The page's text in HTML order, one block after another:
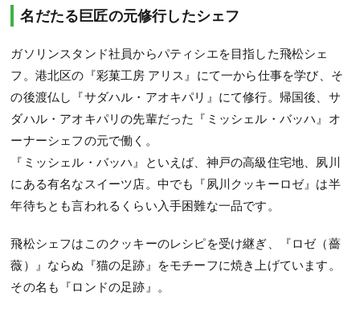
名だたる巨匠の元修行したシェフ
ガソリンスタンド社員からパティシエを目指した飛松シェ
フ。港北区の『彩菓工房 アリス』にて一から仕事を学び、そ
の後渡仏し『サダハル・アオキパリ』にて修行。帰国後、サ
ダハル・アオキパリの先輩だった『ミッシェル・バッハ』オ
ーナーシェフの元で働く。
『ミッシェル・バッハ』といえば、神戸の高級住宅地、夙川
にある有名なスイーツ店。中でも『夙川クッキーロゼ』は半
年待ちとも言われるくらい入手困難な一品です。
飛松シェフはこのクッキーのレシピを受け継ぎ、『ロゼ（薔
薇）』ならぬ『猫の足跡』をモチーフに焼き上げています。
その名も『ロンドの足跡』。